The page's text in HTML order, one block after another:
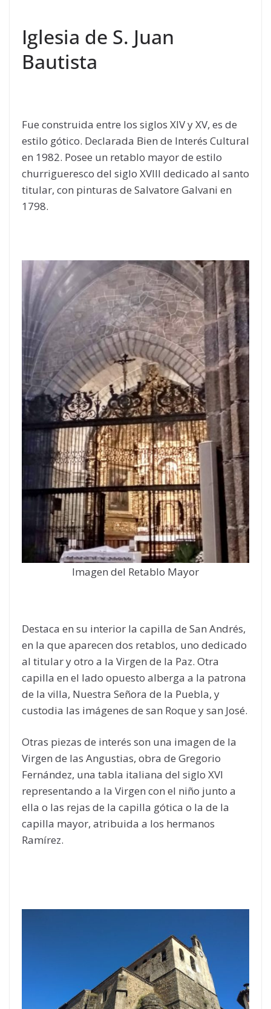
Iglesia de S. Juan
Bautista
Fue construida entre los siglos XIV y XV, es de
estilo gótico. Declarada Bien de Interés Cultural
en 1982. Posee un retablo mayor de estilo
churrigueresco del siglo XVIII dedicado al santo
titular, con pinturas de Salvatore Galvani en
1798.
Imagen del Retablo Mayor
Destaca en su interior la capilla de San Andrés,
en la que aparecen dos retablos, uno dedicado
al titular y otro a la Virgen de la Paz. Otra
capilla en el lado opuesto alberga a la patrona
de la villa, Nuestra Señora de la Puebla, y
custodia las imágenes de san Roque y san José.
Otras piezas de interés son una imagen de la
Virgen de las Angustias, obra de Gregorio
Fernández, una tabla italiana del siglo XVI
representando a la Virgen con el niño junto a
ella o las rejas de la capilla gótica o la de la
capilla mayor, atribuida a los hermanos
Ramírez.